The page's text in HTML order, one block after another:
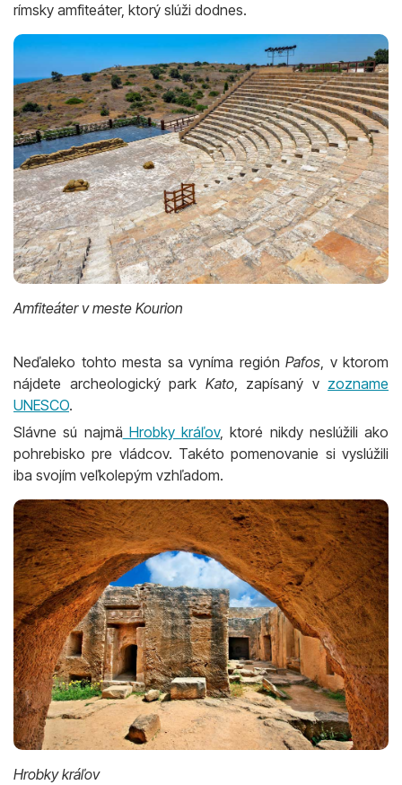
rímsky amfiteáter, ktorý slúži dodnes.
Amfiteáter v meste Kourion
Neďaleko tohto mesta sa vyníma región Pafos, v ktorom
nájdete archeologický park Kato, zapísaný v zozname
UNESCO.
Slávne sú najmä Hrobky kráľov, ktoré nikdy neslúžili ako
pohrebisko pre vládcov. Takéto pomenovanie si vyslúžili
iba svojím veľkolepým vzhľadom.
Hrobky kráľov